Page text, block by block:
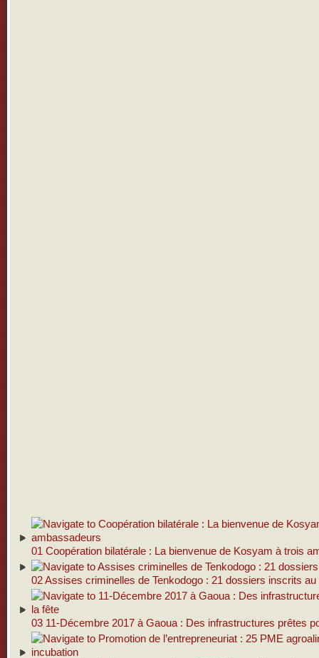
01 Coopération bilatérale : La bienvenue de Kosyam à trois
02Assises criminelles de Tenkodogo : 21 dossiers inscrits au
03 11-Décembre 2017 à Gaoua : Des infrastructures prêtes